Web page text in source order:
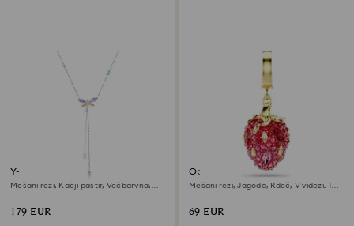
Y-verižica Ariana Grande x
Swarovski
Mešani rezi, Kačji pastir, Večbarvna,
179 EUR
Obesek Idyllia
Mešani rezi, Jagoda, Rdeč, V videzu 18-
69 EUR